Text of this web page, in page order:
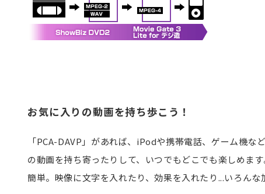
お気に入りの動画を持ち歩こう！
「PCA-DAVP」があれば、iPodや携帯電話、ゲーム機
の動画を持ち寄ったりして、いつでもどこでも楽しめま
簡単。映像に文字を入れたり、効果を入れたり...いろん